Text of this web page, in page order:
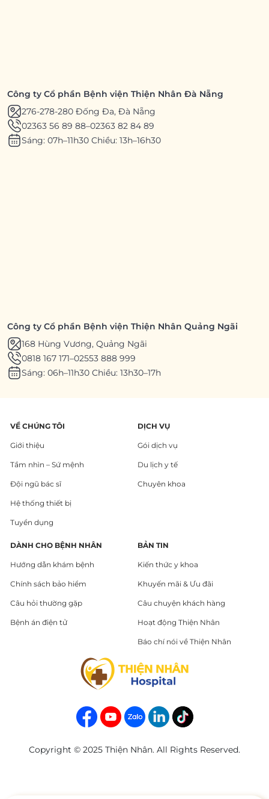
Công ty Cổ phần Bệnh viện Thiện Nhân Đà Nẵng
276-278-280 Đống Đa, Đà Nẵng
02363 56 89 88–02363 82 84 89
Sáng: 07h–11h30 Chiều: 13h–16h30
Công ty Cổ phần Bệnh viện Thiện Nhân Quảng Ngãi
168 Hùng Vương, Quảng Ngãi
0818 167 171–02553 888 999
Sáng: 06h–11h30 Chiều: 13h30–17h
VỀ CHÚNG TÔI
Giới thiệu
Tầm nhìn – Sứ mệnh
Đội ngũ bác sĩ
Hệ thống thiết bị
Tuyển dụng
DỊCH VỤ
Gói dịch vụ
Du lịch y tế
Chuyên khoa
DÀNH CHO BỆNH NHÂN
Hướng dẫn khám bệnh
Chính sách bảo hiểm
Câu hỏi thường gặp
Bệnh án điện tử
BẢN TIN
Kiến thức y khoa
Khuyến mãi & Ưu đãi
Câu chuyện khách hàng
Hoạt động Thiện Nhân
Báo chí nói về Thiện Nhân
Copyright © 2025 Thiện Nhân. All Rights Reserved.